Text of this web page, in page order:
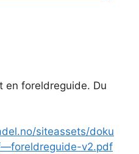
en foreldreguide. Du
siteassets/doku
v2.pdf